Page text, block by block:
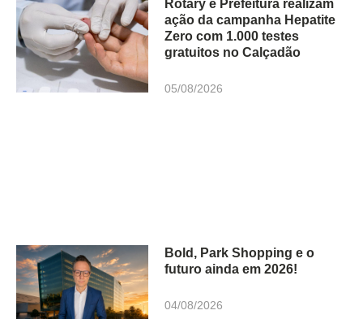
Rotary e Prefeitura realizam
ação da campanha Hepatite
Zero com 1.000 testes
gratuitos no Calçadão
05/08/2026
Bold, Park Shopping e o
futuro ainda em 2026!
04/08/2026